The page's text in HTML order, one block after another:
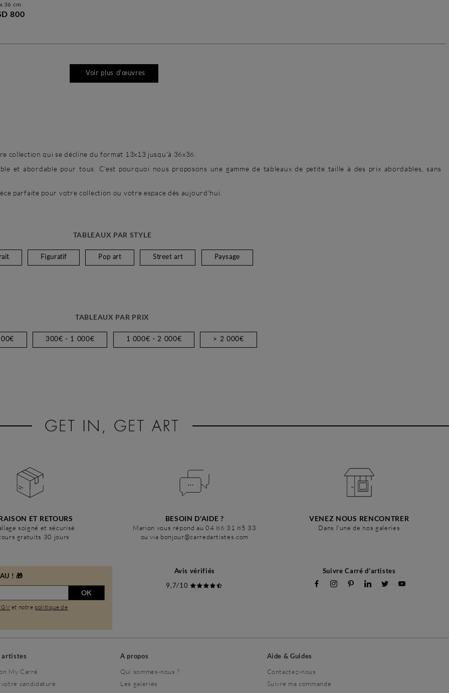
36 cm
800
Voir plus d'œuvres
collection qui se décline du format 13x13 jusqu'à 36x36.
et abordable pour tous. C'est pourquoi nous proposons une gamme de tableaux de petite taille à des prix abordables, sans
parfaite pour votre collection ou votre espace dès aujourd'hui.
TABLEAUX PAR STYLE
Figuratif Pop art Street art Paysage
TABLEAUX PAR PRIX
300€ - 1 000€ 1 000€ - 2 000€ > 2 000€
ET RETOURS
soigné et sécurisé
gratuits 30 jours
BESOIN D'AIDE ?
Marion vous répond au 04 86 31 85 33
ou via bonjour@carredartistes.com
VENEZ NOUS RENCONTRER
Dans l'une de nos galeries
! 🎁
OK
et notre politique de
Avis vérifiés
9,7/10
Suivre Carré d'artistes
artistes
My Carré
candidature
A propos
Qui sommes-nous ?
Les galeries
Aide & Guides
Contactez-nous
Suivre ma commande